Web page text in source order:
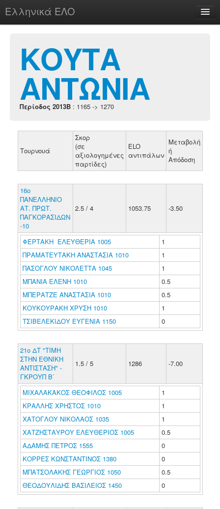
Ελληνικά ΕΛΟ
chesstu.be @ discord
Login
ΚΟΥΤΑ
ΑΝΤΩΝΙΑ
Περίοδος 2013B : 1165 -> 1270
Τουρνουά
Σκορ
(σε
αξιολογημένες
παρτίδες)
ELO
αντιπάλων
Μεταβολή
ή
Απόδοση
16ο
ΠΑΝΕΛΛΗΝΙΟ
ΑΤ. ΠΡΩΤ.
ΠΑΓΚΟΡΑΣΙΔΩΝ
-10
2.5 / 4 1053.75 -3.50
ΦΕΡΤΑΚΗ ΕΛΕΥΘΕΡΙΑ 1005
1
ΠΡΑΜΑΤΕΥΤΑΚΗ ΑΝΑΣΤΑΣΙΑ 1010
1
ΠΑΣΟΓΛΟΥ ΝΙΚΟΛΕΤΤΑ 1045
1
ΜΠΑΝΙΑ ΕΛΕΝΗ 1010
0.5
ΜΠΕΡΑΤΖΕ ΑΝΑΣΤΑΣΙΑ 1010
0.5
ΚΟΥΚΟΥΡΑΚΗ ΧΡΥΣΗ 1010
1
ΤΣΙΒΕΛΕΚΙΔΟΥ ΕΥΓΕΝΙΑ 1150
0
21ο ΔΤ "ΤΙΜΗ
ΣΤΗΝ ΕΘΝΙΚΗ
ΑΝΤΙΣΤΑΣΗ" -
ΓΚΡΟΥΠ Β΄
1.5 / 5 1286 -7.00
ΜΙΧΑΛΑΚΑΚΟΣ ΘΕΟΦΙΛΟΣ 1005
1
ΚΡΑΛΛΗΣ ΧΡΗΣΤΟΣ 1010
1
ΧΑΤΟΓΛΟΥ ΝΙΚΟΛΑΟΣ 1035
1
ΧΑΤΖΗΣΤΑΥΡΟΥ ΕΛΕΥΘΕΡΙΟΣ 1005
0.5
ΑΔΑΜΗΣ ΠΕΤΡΟΣ 1555
0
ΚΟΡΡΕΣ ΚΩΝΣΤΑΝΤΙΝΟΣ 1380
0
ΜΠΑΤΣΟΛΑΚΗΣ ΓΕΩΡΓΙΟΣ 1050
0.5
ΘΕΟΔΟΥΛΙΔΗΣ ΒΑΣΙΛΕΙΟΣ 1450
0